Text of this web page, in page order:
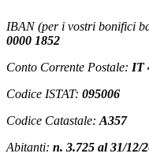
IBAN (per i vostri bonifici
0000 1852
Conto Corrente Postale: IT
Codice ISTAT: 095006
Codice Catastale: A357
Abitanti: n. 3.725 al 31/12/